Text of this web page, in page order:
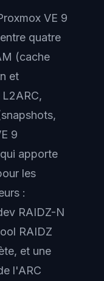
VE 9
quatre
(cache
et
9
apporte
les
:
RAIDZ-N
RAIDZ
et une
l'ARC